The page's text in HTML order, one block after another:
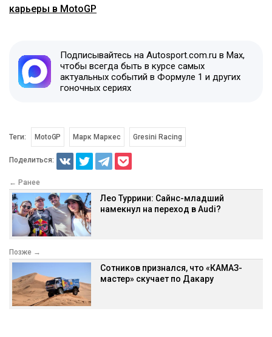
карьеры в MotoGP
Подписывайтесь на Autosport.com.ru в Max,
чтобы всегда быть в курсе самых
актуальных событий в Формуле 1 и других
гоночных сериях
Теги: MotoGP Марк Маркес Gresini Racing
Поделиться:
← Ранее
Лео Туррини: Сайнс-младший
намекнул на переход в Audi?
Позже →
Сотников признался, что «КАМАЗ-
мастер» скучает по Дакару